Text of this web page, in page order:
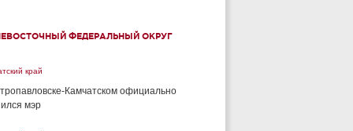
ФЕДЕРАЛЬНЫЙ ОКРУГ
край
Камчатском официально
мэр